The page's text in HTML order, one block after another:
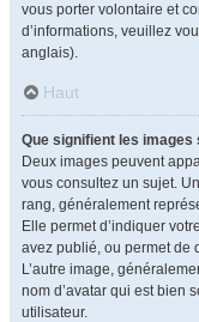
vous porter volontaire et
d’informations, veuillez
anglais).
Haut
Que signifient les images
Deux images peuvent
vous consultez un sujet.
rang, généralement
Elle permet d’indiquer
avez publié, ou permet de
L’autre image,
nom d’avatar qui est bien
utilisateur.